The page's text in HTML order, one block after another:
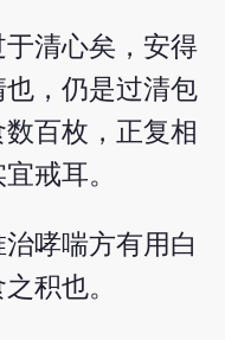
清心矣，安得
，仍是过清包
百枚，正复相
戒耳。
哮喘方有用白
积也。